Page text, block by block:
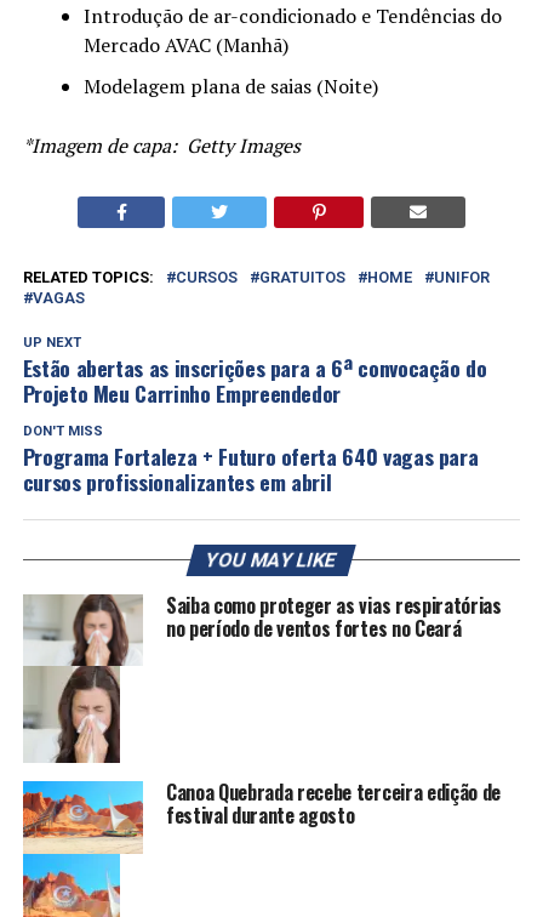
Introdução de ar-condicionado e Tendências do
Mercado AVAC (Manhã)
Modelagem plana de saias (Noite)
*Imagem de capa: Getty Images
RELATED TOPICS: CURSOS GRATUITOS HOME
UNIFOR
VAGAS
UP NEXT
Estão abertas as inscrições para a 6ª convocação do
Projeto Meu Carrinho Empreendedor
DON'T MISS
Programa Fortaleza + Futuro oferta 640 vagas para
cursos profissionalizantes em abril
YOU MAY LIKE
Saiba como proteger as vias respiratórias
no período de ventos fortes no Ceará
Canoa Quebrada recebe terceira edição de
festival durante agosto